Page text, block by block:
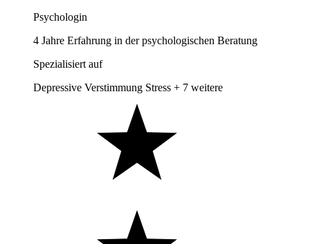
Psychologin
4 Jahre Erfahrung in der psychologischen Beratung
Spezialisiert auf
Depressive Verstimmung Stress + 7 weitere